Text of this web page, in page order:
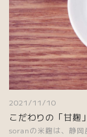
こだわりの「甘麹」
2021/11/10
soranの米麹は、静岡